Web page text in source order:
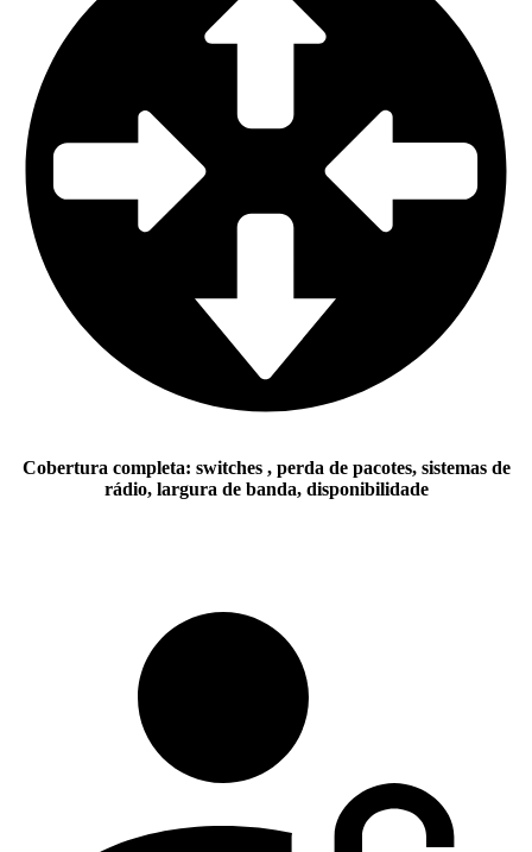
Cobertura completa: switches , perda de pacotes, sistemas de
rádio, largura de banda, disponibilidade